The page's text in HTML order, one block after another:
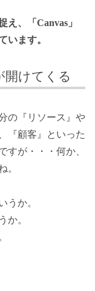
え、「Canvas」
います。
開けてくる
の『リソース』や
『顧客』といった
すが・・・何か、
。
うか。
か。